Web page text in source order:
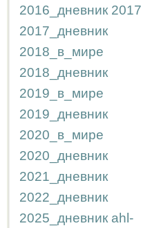
2016_дневник 2017
2017_дневник
2018_в_мире
2018_дневник
2019_в_мире
2019_дневник
2020_в_мире
2020_дневник
2021_дневник
2022_дневник
2025_дневник ahl-